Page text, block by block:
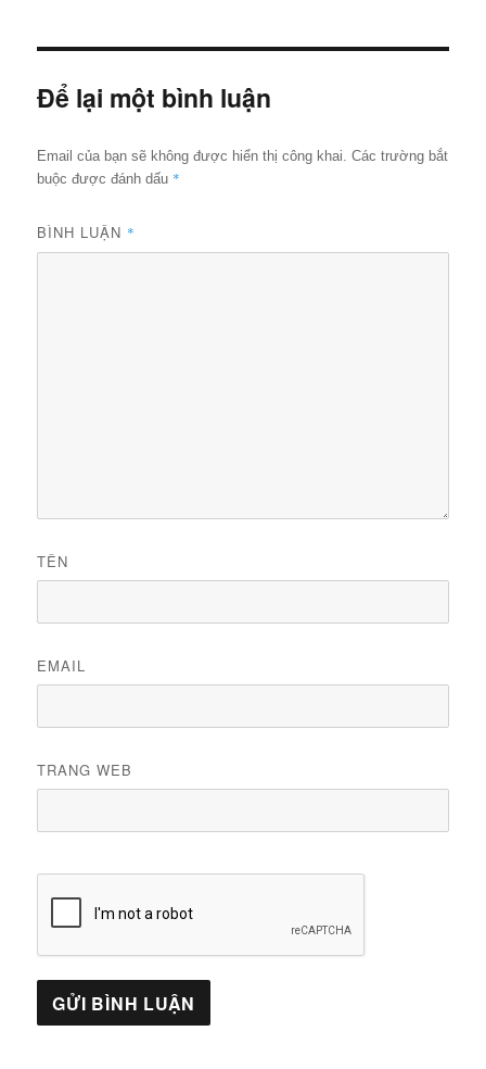
đủ
Để lại một bình luận
Email của bạn sẽ không được hiển thị công khai. Các trường bắt
buộc được đánh dấu *
BÌNH LUẬN *
TÊN
EMAIL
TRANG WEB